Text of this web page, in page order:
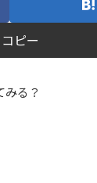
コピー
る？